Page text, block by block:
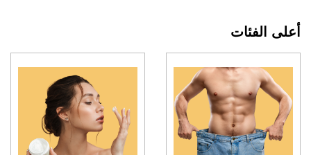
أعلى الفئات